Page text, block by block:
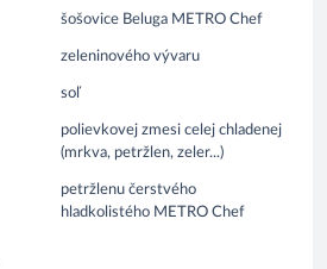
šošovice Beluga METRO Chef
zeleninového vývaru
soľ
polievkovej zmesi celej chladenej
(mrkva, petržlen, zeler...)
petržlenu čerstvého
hladkolistého METRO Chef